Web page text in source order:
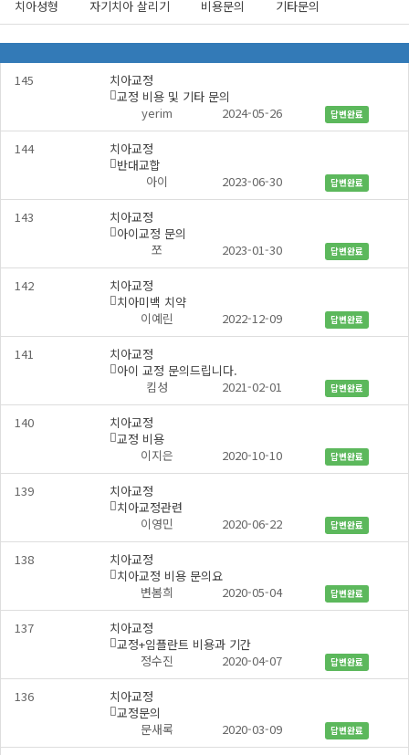
물
어
치아성형 자기치아 살리기 비용문의 기타문의
엇
어
목
145
치아교정
교정 비용 및 기타 문의
글
yerim 2024-05-26 답변완료
144
치아교정
반대교합
글
아이 2023-06-30 답변완료
143
치아교정
아이교정 문의
글
쪼 2023-01-30 답변완료
142
치아교정
치아미백 치약
글
이예린 2022-12-09 답변완료
141
치아교정
아이 교정 문의드립니다.
글
킴성 2021-02-01 답변완료
140
치아교정
교정 비용
글
이지은 2020-10-10 답변완료
139
치아교정
치아교정관련
글
이영민 2020-06-22 답변완료
138
치아교정
치아교정 비용 문의요
글
변봄희 2020-05-04 답변완료
137
치아교정
교정+임플란트 비용과 기간
글
정수진 2020-04-07 답변완료
136
치아교정
교정문의
글
문새록 2020-03-09 답변완료